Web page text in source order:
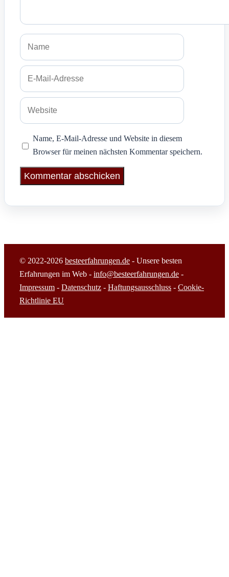
Name
E-
Adresse
Website
Name, E-Mail-Adresse und Website in diesem
Browser für meinen nächsten Kommentar speichern.
© 2022-2026 besteerfahrungen.de - Unsere besten
Erfahrungen im Web - info@besteerfahrungen.de -
Impressum - Datenschutz - Haftungsausschluss - Cookie-
Richtlinie EU